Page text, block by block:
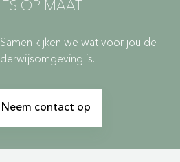
OP MAAT
kijken we wat voor jou de
is.
Neem contact op